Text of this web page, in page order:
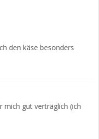
den käse besonders
mich gut verträglich (ich